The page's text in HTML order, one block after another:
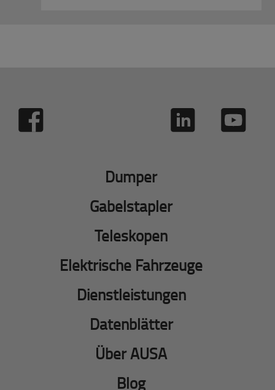
Dumper
Gabelstapler
Teleskopen
Elektrische Fahrzeuge
Dienstleistungen
Datenblätter
Über AUSA
Blog